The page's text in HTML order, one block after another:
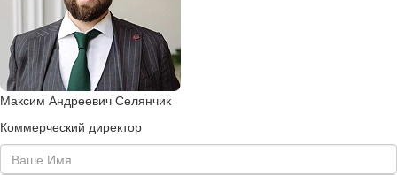
Максим Андреевич Селянчик
Коммерческий директор